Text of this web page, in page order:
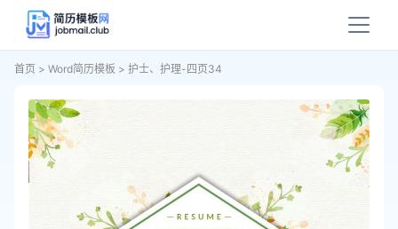
首页 > Word简历模板 > 护士、护理-四页34